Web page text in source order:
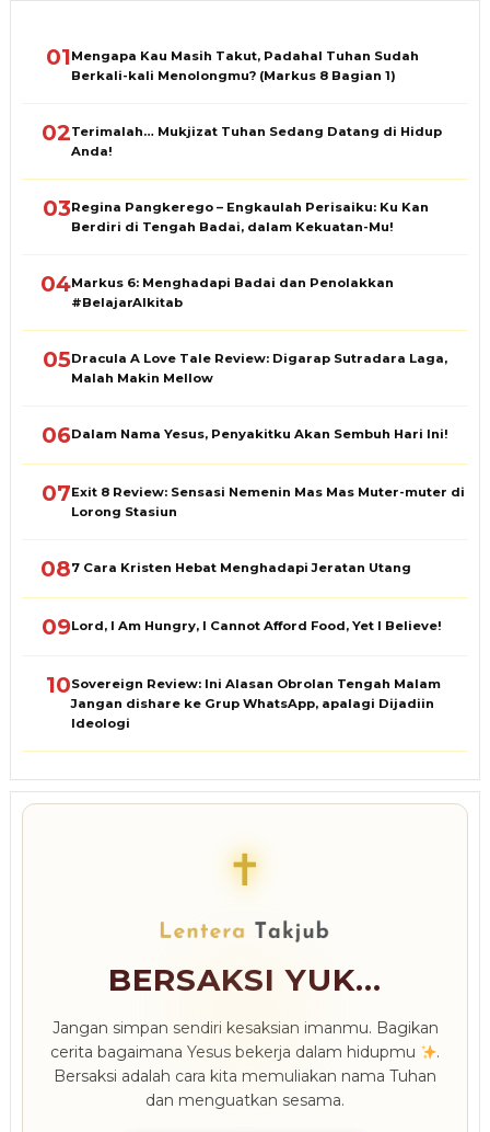
01Mengapa Kau Masih Takut, Padahal Tuhan Sudah
Berkali-kali Menolongmu? (Markus 8 Bagian 1)
02Terimalah… Mukjizat Tuhan Sedang Datang di Hidup
Anda!
03Regina Pangkerego – Engkaulah Perisaiku: Ku Kan
Berdiri di Tengah Badai, dalam Kekuatan-Mu!
04Markus 6: Menghadapi Badai dan Penolakkan
#BelajarAlkitab
05Dracula A Love Tale Review: Digarap Sutradara Laga,
Malah Makin Mellow
06Dalam Nama Yesus, Penyakitku Akan Sembuh Hari Ini!
07Exit 8 Review: Sensasi Nemenin Mas Mas Muter-muter di
Lorong Stasiun
087 Cara Kristen Hebat Menghadapi Jeratan Utang
09Lord, I Am Hungry, I Cannot Afford Food, Yet I Believe!
10Sovereign Review: Ini Alasan Obrolan Tengah Malam
Jangan dishare ke Grup WhatsApp, apalagi Dijadiin
Ideologi
✝
BERSAKSI YUK...
Jangan simpan sendiri kesaksian imanmu. Bagikan
cerita bagaimana Yesus bekerja dalam hidupmu
.
Bersaksi adalah cara kita memuliakan nama Tuhan
dan menguatkan sesama.